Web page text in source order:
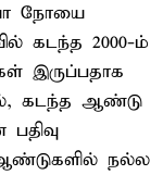
நோயை
கடந்த 2000-ம்
இருப்பதாக
கடந்த ஆண்டு
நல்ல